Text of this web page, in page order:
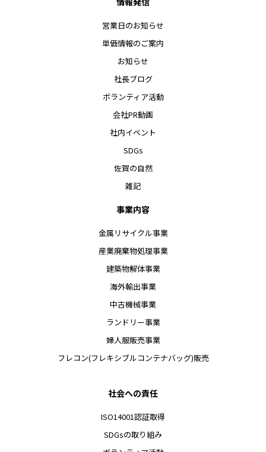
営業日のお知らせ
単価情報のご案内
お知らせ
社長ブログ
ボランティア活動
会社PR動画
社内イベント
SDGs
佐賀の自然
雑記
事業内容
金属リサイクル事業
産業廃棄物処理事業
建築物解体事業
海外輸出事業
中古機械事業
ランドリー事業
婦人服販売事業
フレコン(フレキシブルコンテナバッグ)販売
社会への責任
ISO14001認証取得
SDGsの取り組み